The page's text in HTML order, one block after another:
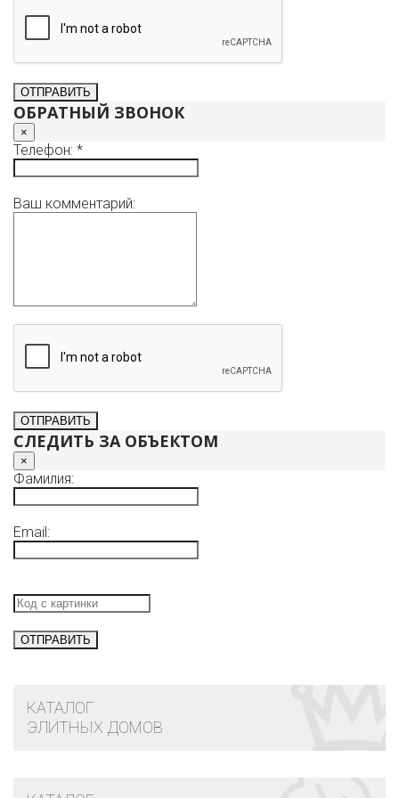
ОБРАТНЫЙ ЗВОНОК
×
Телефон: *
Ваш комментарий:
СЛЕДИТЬ ЗА ОБЪЕКТОМ
×
Фамилия:
Email:
КАТАЛОГ
ЭЛИТНЫХ ДОМОВ